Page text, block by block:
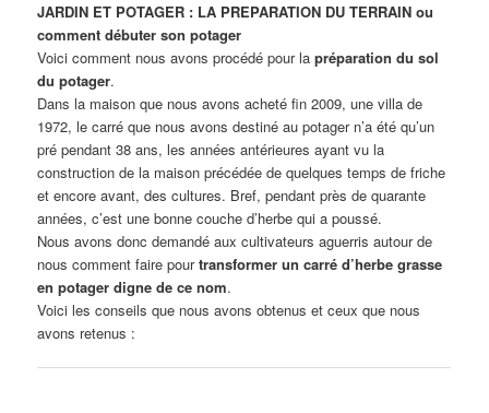
JARDIN ET POTAGER : LA PREPARATION DU TERRAIN ou
comment débuter son potager
Voici comment nous avons procédé pour lapréparation du sol
du potager.
Dans la maison que nous avons acheté fin 2009, une villa de
1972, le carré que nous avons destiné au potager n’a été qu’un
pré pendant 38 ans, les années antérieures ayant vu la
construction de la maison précédée de quelques temps de friche
et encore avant, des cultures. Bref, pendant près de quarante
années, c’est une bonne couche d’herbe qui a poussé.
Nous avons donc demandé aux cultivateurs aguerris autour de
nous comment faire pourtransformer un carré d’herbe grasse
en potager digne de ce nom.
Voici les conseils que nous avons obtenus et ceux que nous
avons retenus :